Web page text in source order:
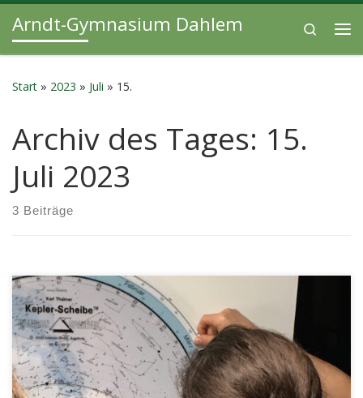
Zum Inhalt springen
Arndt-Gymnasium Dahlem
Search
Start » 2023 » Juli » 15.
Archiv des Tages: 15.
Juli 2023
3 Beiträge
Manchmal ist der Himmel zum Greifen nah und mit ihm
Planeten, Sterne, Galaxien … und die ISS. So auch am […]